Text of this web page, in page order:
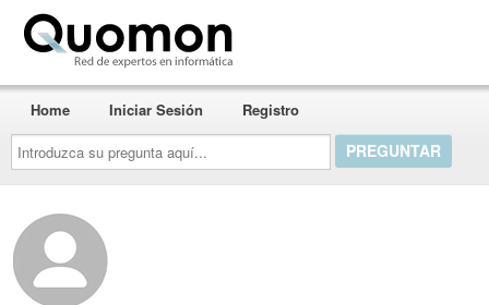
Introduzca
su
pregunta
aquí...
Home Iniciar Sesión Registro